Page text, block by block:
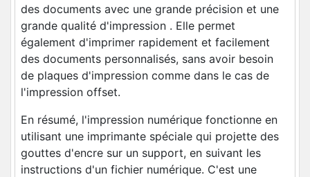
des documents avec une grande précision et une
grande qualité d'impression . Elle permet
également d'imprimer rapidement et facilement
des documents personnalisés, sans avoir besoin
de plaques d'impression comme dans le cas de
l'impression offset.
En résumé, l'impression numérique fonctionne en
utilisant une imprimante spéciale qui projette des
gouttes d'encre sur un support, en suivant les
instructions d'un fichier numérique. C'est une